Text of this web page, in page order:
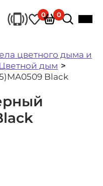
0 0
цветного дыма и
Цветной дым
Black